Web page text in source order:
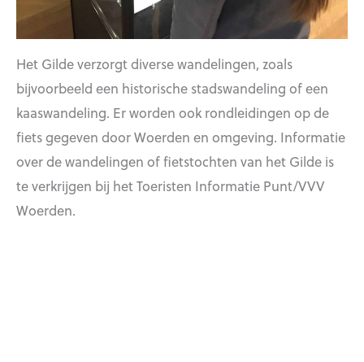
Het Gilde verzorgt diverse wandelingen, zoals
bijvoorbeeld een historische stadswandeling of een
kaaswandeling. Er worden ook rondleidingen op de
fiets gegeven door Woerden en omgeving. Informatie
over de wandelingen of fietstochten van het Gilde is
te verkrijgen bij het Toeristen Informatie Punt/VVV
Woerden.